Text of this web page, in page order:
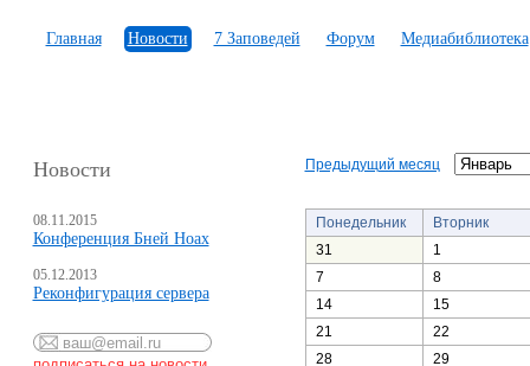
Главная Новости 7 Заповедей Форум Медиабиблиотека
Новости
08.11.2015
Конференция Бней Ноах
05.12.2013
Реконфигурация сервера
Предыдущий месяц
Понедельник
Вторник
31
1
7
8
14
15
21
22
28
29